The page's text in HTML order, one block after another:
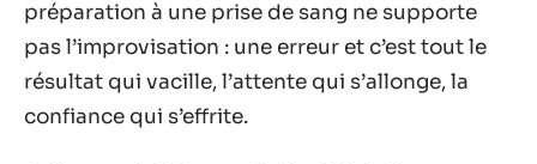
préparation à une prise de sang ne supporte
pas l’improvisation : une erreur et c’est tout le
résultat qui vacille, l’attente qui s’allonge, la
confiance qui s’effrite.